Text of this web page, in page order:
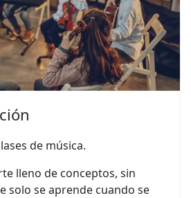
de música.
lleno de conceptos, sin
solo se aprende cuando se